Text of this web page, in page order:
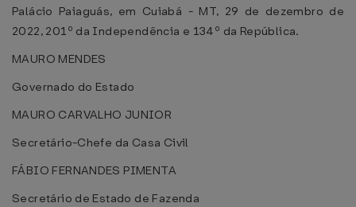
Palácio Paiaguás, em Cuiabá - MT, 29 de dezembro de
2022, 201º da Independência e 134º da República.
MAURO MENDES
Governado do Estado
MAURO CARVALHO JUNIOR
Secretário-Chefe da Casa Civil
FÁBIO FERNANDES PIMENTA
Secretário de Estado de Fazenda